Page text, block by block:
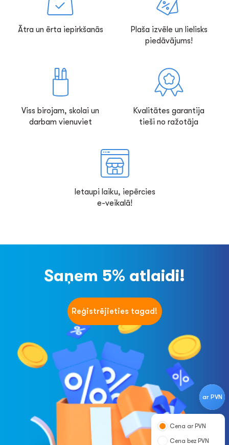
ar PVN
Cena ar PVN
Cena bez PVN
Ātra un ērta iepirkšanās
Plaša izvēle un lielisks
piedāvājums!
Viss birojam, skolai un
darbam vienuviet
Kvalitātes garantija
tieši no ražotāja
Ietaupi laiku, iepērcies
e-veikalā!
Saņem 5% atlaidi!
Reģistrējieties tagad!